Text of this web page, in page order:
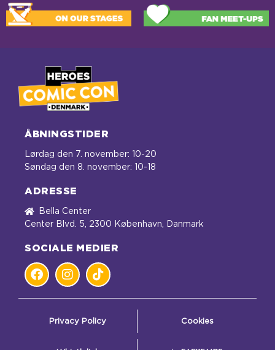
ÅBNINGSTIDER
Lørdag den 7. november: 10-20
Søndag den 8. november: 10-18
ADRESSE
Bella Center
Center Blvd. 5, 2300 København, Danmark
SOCIALE MEDIER
Privacy Policy Cookies